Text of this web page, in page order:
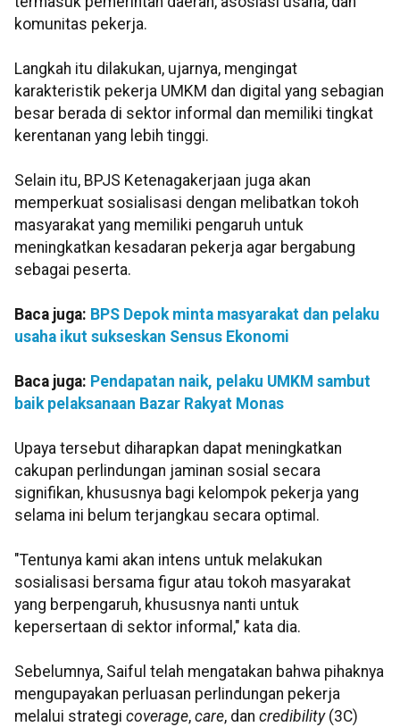
komunitas pekerja.
Langkah itu dilakukan, ujarnya, mengingat
karakteristik pekerja UMKM dan digital yang sebagian
besar berada di sektor informal dan memiliki tingkat
kerentanan yang lebih tinggi.
Selain itu, BPJS Ketenagakerjaan juga akan
memperkuat sosialisasi dengan melibatkan tokoh
masyarakat yang memiliki pengaruh untuk
meningkatkan kesadaran pekerja agar bergabung
sebagai peserta.
Baca juga: BPS Depok minta masyarakat dan pelaku
usaha ikut sukseskan Sensus Ekonomi
Baca juga: Pendapatan naik, pelaku UMKM sambut
baik pelaksanaan Bazar Rakyat Monas
Upaya tersebut diharapkan dapat meningkatkan
cakupan perlindungan jaminan sosial secara
signifikan, khususnya bagi kelompok pekerja yang
selama ini belum terjangkau secara optimal.
"Tentunya kami akan intens untuk melakukan
sosialisasi bersama figur atau tokoh masyarakat
yang berpengaruh, khususnya nanti untuk
kepersertaan di sektor informal," kata dia.
Sebelumnya, Saiful telah mengatakan bahwa pihaknya
mengupayakan perluasan perlindungan pekerja
melalui strategi coverage, care, dan credibility(3C)